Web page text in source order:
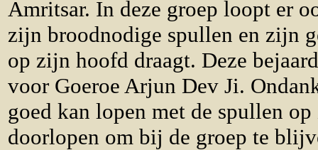
Amritsar. In deze groep loopt er
zijn broodnodige spullen en zijn
op zijn hoofd draagt. Deze
voor Goeroe Arjun Dev Ji.
goed kan lopen met de spullen
doorlopen om bij de groep te